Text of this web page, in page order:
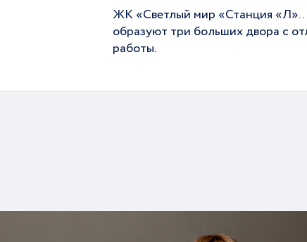
ЖК «Светлый мир «Станция
образуют три больших двора с
работы.